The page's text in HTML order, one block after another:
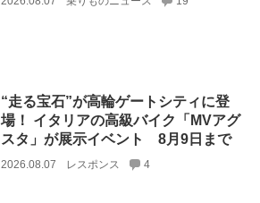
“走る宝石”が高輪ゲートシティに登
場！ イタリアの高級バイク「MVアグ
スタ」が展示イベント 8月9日まで
2026.08.07 レスポンス 4